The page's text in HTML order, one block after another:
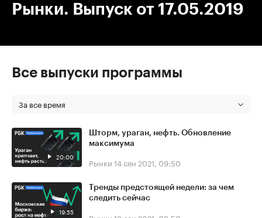
Рынки. Выпуск от 17.05.2019
Все выпуски программы
За все время
20:00
Шторм, ураган, нефть. Обновление
максимума
Рынки 14 сен 2021, 09:50
19:55
Тренды предстоящей недели: за чем
следить сейчас